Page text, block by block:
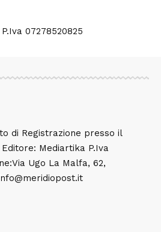
07278520825
di Registrazione presso il
Mediartika P.Iva
Ugo La Malfa, 62,